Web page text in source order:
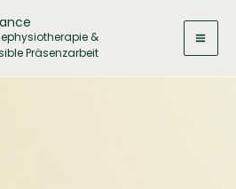
&
Präsenzarbeit